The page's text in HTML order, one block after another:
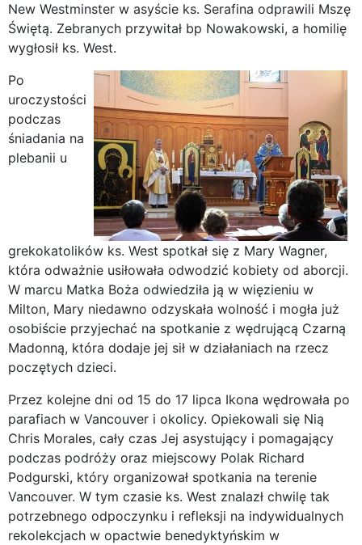
New Westminster w asyście ks. Serafina odprawili Mszę
Świętą. Zebranych przywitał bp Nowakowski, a homilię
wygłosił ks. West.
Po
uroczystości
podczas
śniadania na
plebanii u
grekokatolików ks. West spotkał się z Mary Wagner,
która odważnie usiłowała odwodzić kobiety od aborcji.
W marcu Matka Boża odwiedziła ją w więzieniu w
Milton, Mary niedawno odzyskała wolność i mogła już
osobiście przyjechać na spotkanie z wędrującą Czarną
Madonną, która dodaje jej sił w działaniach na rzecz
poczętych dzieci.
Przez kolejne dni od 15 do 17 lipca Ikona wędrowała po
parafiach w Vancouver i okolicy. Opiekowali się Nią
Chris Morales, cały czas Jej asystujący i pomagający
podczas podróży oraz miejscowy Polak Richard
Podgurski, który organizował spotkania na terenie
Vancouver. W tym czasie ks. West znalazł chwilę tak
potrzebnego odpoczynku i refleksji na indywidualnych
rekolekcjach w opactwie benedyktyńskim w